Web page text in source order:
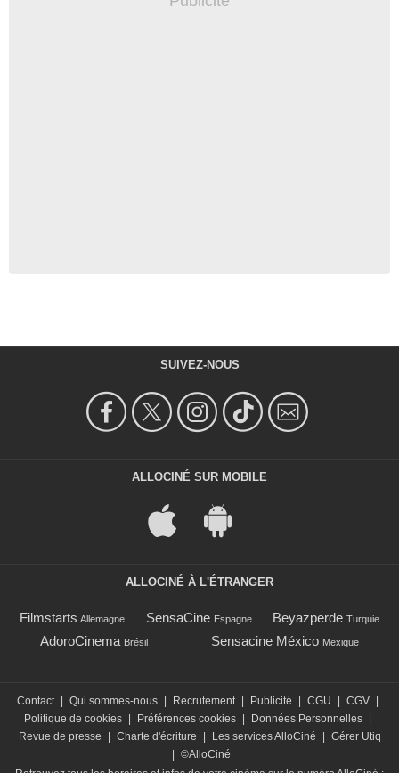
SUIVEZ-NOUS
ALLOCINÉ SUR MOBILE
ALLOCINÉ À L'ÉTRANGER
Filmstarts Allemagne SensaCine Espagne Beyazperde Turquie
AdoroCinema Brésil Sensacine México Mexique
Contact Qui sommes-nous Recrutement Publicité CGU CGV
Politique de cookies
Préférences cookies Données Personnelles
Revue de presse
Charte d'écriture Les services AlloCiné
Gérer Utiq
©AlloCiné